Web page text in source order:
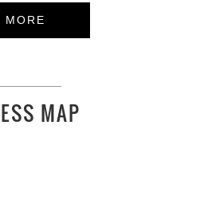
MORE
MAP